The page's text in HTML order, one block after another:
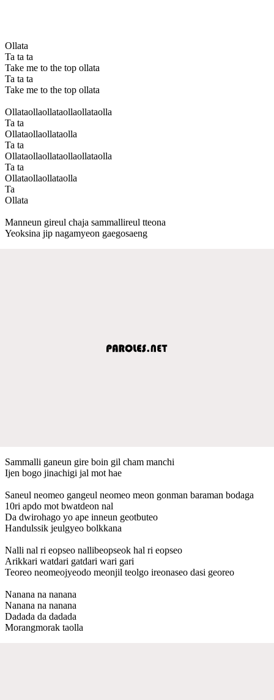
Ollata
Ta ta ta
Take me to the top ollata
Ta ta ta
Take me to the top ollata
Ollataollaollataollaollataolla
Ta ta
Ollataollaollataolla
Ta ta
Ollataollaollataollaollataolla
Ta ta
Ollataollaollataolla
Ta
Ollata
Manneun gireul chaja sammallireul tteona
Yeoksina jip nagamyeon gaegosaeng
Sammalli ganeun gire boin gil cham manchi
Ijen bogo jinachigi jal mot hae
Saneul neomeo gangeul neomeo meon gonman baraman bodaga
10ri apdo mot bwatdeon nal
Da dwirohago yo ape inneun geotbuteo
Handulssik jeulgyeo bolkkana
Nalli nal ri eopseo nallibeopseok hal ri eopseo
Arikkari watdari gatdari wari gari
Teoreo neomeojyeodo meonjil teolgo ireonaseo dasi georeo
Nanana na nanana
Nanana na nanana
Dadada da dadada
Morangmorak taolla